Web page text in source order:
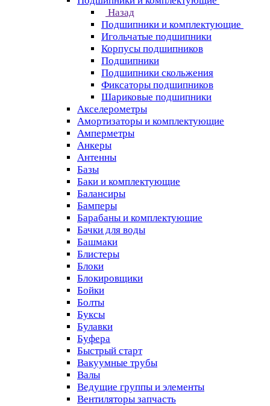
Назад
Подшипники и комплектующие
Игольчатые подшипники
Корпусы подшипников
Подшипники
Подшипники скольжения
Фиксаторы подшипников
Шариковые подшипники
Акселерометры
Амортизаторы и комплектующие
Амперметры
Анкеры
Антенны
Базы
Баки и комплектующие
Балансиры
Бамперы
Барабаны и комплектующие
Бачки для воды
Башмаки
Блистеры
Блоки
Блокировщики
Бойки
Болты
Буксы
Булавки
Буфера
Быстрый старт
Вакуумные трубы
Валы
Ведущие группы и элементы
Вентиляторы запчасть